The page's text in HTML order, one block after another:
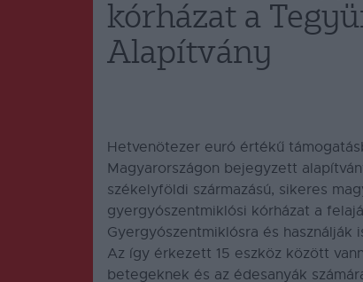
kórházat a
Alapítvány
Hetvenötezer euró értékű
Magyarországon bejegyzett
székelyföldi származású, sikeres
gyergyószentmiklósi kórházat a
Gyergyószentmiklósra és
Az így érkezett 15 eszköz között
betegeknek és az édesanyák